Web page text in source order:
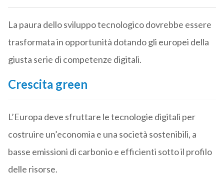
La paura dello sviluppo tecnologico dovrebbe essere
trasformata in opportunità dotando gli europei della
giusta serie di competenze digitali.
Crescita green
L’Europa deve sfruttare le tecnologie digitali per
costruire un’economia e una società sostenibili, a
basse emissioni di carbonio e efficienti sotto il profilo
delle risorse.